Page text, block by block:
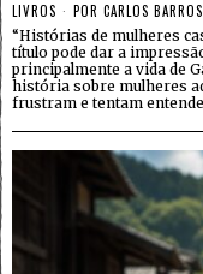
LIVROS POR CARLOS BARROS
“Histórias de mulheres
título pode dar a
principalmente a vida de
história sobre mulheres
frustram e tentam